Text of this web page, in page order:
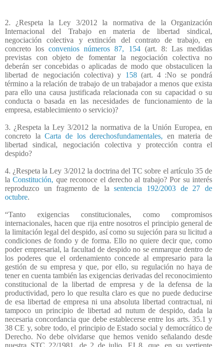
2. ¿Respeta la Ley 3/2012 la normativa de la Organización
Internacional del Trabajo en materia de libertad sindical,
negociación colectiva y extinción del contrato de trabajo, en
concreto losconvenios números 87, 154 (art. 8: Las medidas
previstas con objeto de fomentar la negociación colectiva no
deberán ser concebidas o aplicadas de modo que obstaculicen la
libertad de negociación colectiva) y 158 (art. 4 :No se pondrá
término a la relación de trabajo de un trabajador a menos que exista
para ello una causa justificada relacionada con su capacidad o su
conducta o basada en las necesidades de funcionamiento de la
empresa, establecimiento o servicio)?
3. ¿Respeta la Ley 3/2012 la normativa de la Unión Europea, en
concreto laCarta de los derechosfundamentales, en materia de
libertad sindical, negociación colectiva y protección contra el
despido?
4. ¿Respeta la Ley 3/2012 la doctrina del TC sobre el artículo 35 de
laConstitución, que reconoce el derecho al trabajo? Por su interés
reproduzco un fragmento de lasentencia 192/2003 de 27 de
octubre.
“Tanto exigencias constitucionales, como compromisos
internacionales, hacen que rija entre nosotros el principio general de
la limitación legal del despido, así como su sujeción para su licitud a
condiciones de fondo y de forma. Ello no quiere decir que, como
poder empresarial, la facultad de despido no se enmarque dentro de
los poderes que el ordenamiento concede al empresario para la
gestión de su empresa y que, por ello, su regulación no haya de
tener en cuenta también las exigencias derivadas del reconocimiento
constitucional de la libertad de empresa y de la defensa de la
productividad, pero lo que resulta claro es que no puede deducirse
de esa libertad de empresa ni una absoluta libertad contractual, ni
tampoco un principio de libertad ad nutum de despido, dada la
necesaria concordancia que debe establecerse entre los arts. 35.1 y
38 CE y, sobre todo, el principio de Estado social y democrático de
Derecho. No debe olvidarse que hemos venido señalando desde
nuestra STC 22/1981, de 2 de julio, FJ 8, que, en su vertiente